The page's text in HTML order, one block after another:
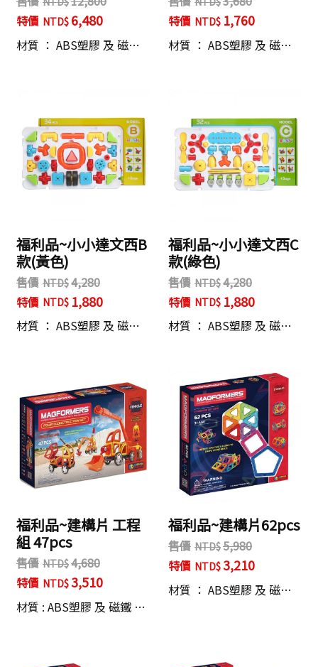
特價
6,480
材質 ： ABS塑膠 及 磁…
特價
1,760
材質 ： ABS塑膠 及 磁…
福利品~小小達文西B
款(黃色)
售價
4,280
特價
1,880
材質 ： ABS塑膠 及 磁…
福利品~小小達文西C
款(綠色)
售價
4,280
特價
1,880
材質 ： ABS塑膠 及 磁…
福利品~建構片 工程
組 47pcs
售價
4,680
特價
3,510
材質 : ABS塑膠 及 磁鐵 …
福利品~建構片62pcs
售價
5,980
特價
3,210
材質 ： ABS塑膠 及 磁…